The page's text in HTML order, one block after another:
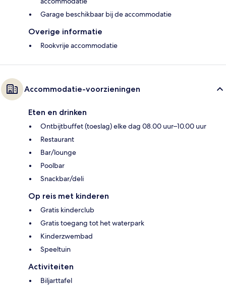
Garage beschikbaar bij de accommodatie
Overige informatie
Rookvrije accommodatie
Accommodatie-voorzieningen
Eten en drinken
Ontbijtbuffet (toeslag) elke dag 08.00 uur–10.00 uur
Restaurant
Bar/lounge
Poolbar
Snackbar/deli
Op reis met kinderen
Gratis kinderclub
Gratis toegang tot het waterpark
Kinderzwembad
Speeltuin
Activiteiten
Biljarttafel